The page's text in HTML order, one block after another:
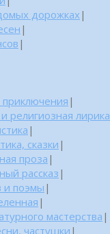
дорожках|
|
|
|
религиозная лирика
|
сказки |
проза|
рассказ|
и поэмы |
|
мастерства |
частушки |